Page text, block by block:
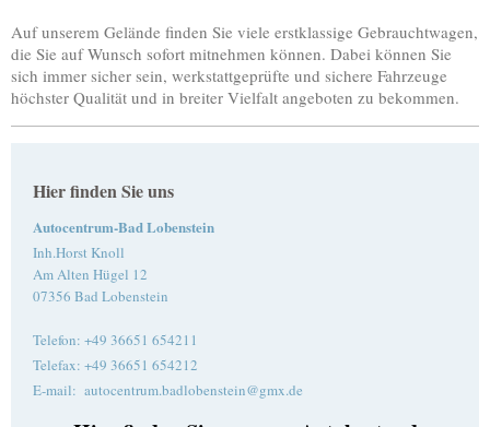
Auf unserem Gelände finden Sie viele erstklassige Gebrauchtwagen,
die Sie auf Wunsch sofort mitnehmen können. Dabei können Sie
sich immer sicher sein, werkstattgeprüfte und sichere Fahrzeuge
höchster Qualität und in breiter Vielfalt angeboten zu bekommen.
Hier finden Sie uns
Autocentrum-Bad Lobenstein
Inh.Horst Knoll
Am Alten Hügel 12
07356 Bad Lobenstein
Telefon: +49 36651 654211
Telefax: +49 36651 654212
E-mail: autocentrum.badlobenstein@gmx.de